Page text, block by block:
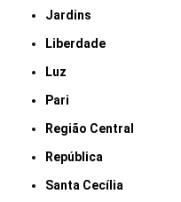
Jardins
Liberdade
Luz
Pari
Região Central
República
Santa Cecília